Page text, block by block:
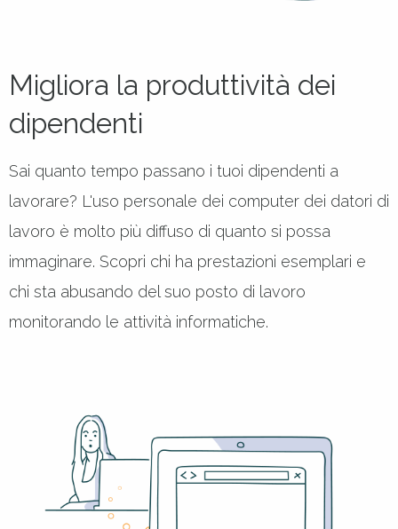
Migliora la produttività dei
dipendenti
Sai quanto tempo passano i tuoi dipendenti a
lavorare? L'uso personale dei computer dei datori di
lavoro è molto più diffuso di quanto si possa
immaginare. Scopri chi ha prestazioni esemplari e
chi sta abusando del suo posto di lavoro
monitorando le attività informatiche.